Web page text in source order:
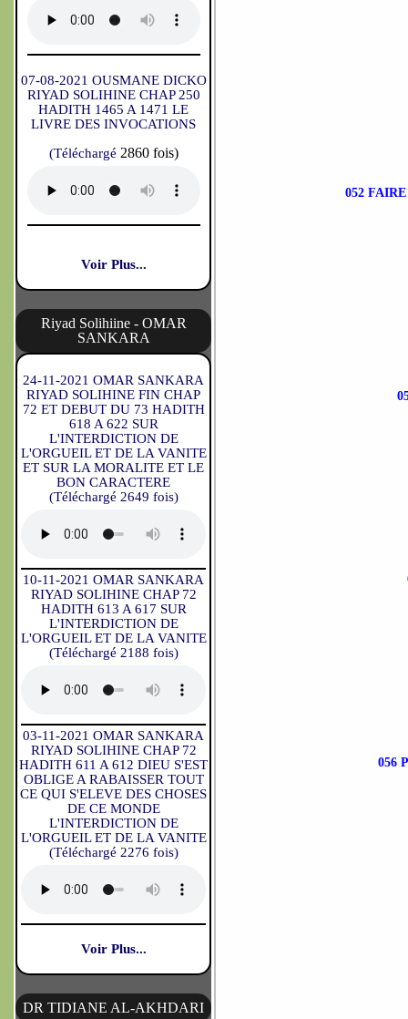
07-08-2021 OUSMANE DICKO
RIYAD SOLIHINE CHAP 250
HADITH 1465 A 1471 LE
LIVRE DES INVOCATIONS
(Téléchargé 2860 fois)
Voir Plus...
Riyad Solihiine - OMAR
SANKARA
24-11-2021 OMAR SANKARA
RIYAD SOLIHINE FIN CHAP
72 ET DEBUT DU 73 HADITH
618 A 622 SUR
L'INTERDICTION DE
L'ORGUEIL ET DE LA VANITE
ET SUR LA MORALITE ET LE
BON CARACTERE
(Téléchargé 2649 fois)
10-11-2021 OMAR SANKARA
RIYAD SOLIHINE CHAP 72
HADITH 613 A 617 SUR
L'INTERDICTION DE
L'ORGUEIL ET DE LA VANITE
(Téléchargé 2188 fois)
03-11-2021 OMAR SANKARA
RIYAD SOLIHINE CHAP 72
HADITH 611 A 612 DIEU S'EST
OBLIGE A RABAISSER TOUT
CE QUI S'ELEVE DES CHOSES
DE CE MONDE
L'INTERDICTION DE
L'ORGUEIL ET DE LA VANITE
(Téléchargé 2276 fois)
Voir Plus...
DR TIDIANE AL-AKHDARI
052
056